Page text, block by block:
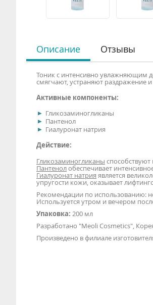
Описание
Тоник с интенсивно увлажняющим
смягчают, устраняют раздражение
Активные компоненты:
Гликозаминогликаны
Пантенол
Гиалуронат натрия
Действие:
Гликозаминогликаны
Пантенолобеспечивает
Гиалуронат натрия является
упругости кожи, оказывает
Рекомендации по использованию:
Используется утром и вечером
Упаковка: 200 мл
Разработано "Meoli Cosmetics",
Произведено в филиале
Отзывы